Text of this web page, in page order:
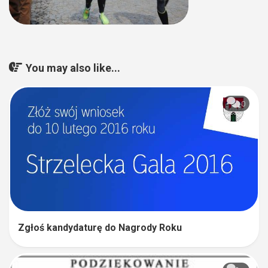
You may also like...
0
Zgłoś kandydaturę do Nagrody Roku